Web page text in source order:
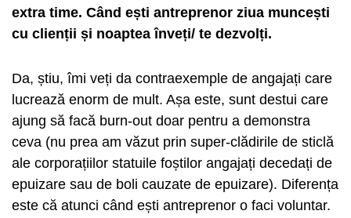
extra time. Când ești antreprenor ziua muncești
cu clienții și noaptea înveți/ te dezvolți.
Da, știu, îmi veți da contraexemple de angajați care
lucrează enorm de mult. Așa este, sunt destui care
ajung să facă burn-out doar pentru a demonstra
ceva (nu prea am văzut prin super-clădirile de sticlă
ale corporațiilor statuile foștilor angajați decedați de
epuizare sau de boli cauzate de epuizare). Diferența
este că atunci când ești antreprenor o faci voluntar.